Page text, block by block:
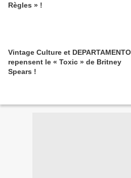
Règles » !
Vintage Culture et DEPARTAMENTO
repensent le « Toxic » de Britney
Spears !